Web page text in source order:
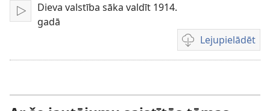
Atskaņot
Dieva valstība sāka valdīt 1914.
gadā
Lejupielādēt
Video
lejupielādes